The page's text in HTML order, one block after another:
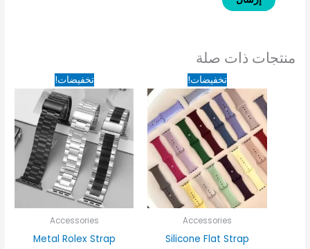
منتجات ذات صلة
تخفيضات!
Accessories
Silicone Flat Strap
السعر
الأصلي
هو:
95EGP.
السعر
الحالي
هو:
80EGP.
تخفيضات!
Accessories
Metal Rolex Strap
السعر
الأصلي
هو:
235EGP.
السعر
الحالي
هو:
185EGP.